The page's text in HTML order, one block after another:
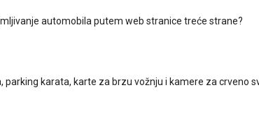
automobila putem web stranice treće strane?
parking karata, karte za brzu vožnju i kamere za crveno